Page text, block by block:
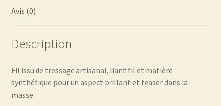
Avis (0)
Description
Fil issu de tressage artisanal, liant fil et matière
synthétique pour un aspect brillant et teaser dans la
masse